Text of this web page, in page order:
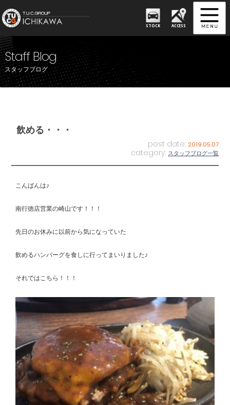
STOCK ACCESS
Staff Blog
スタッフブログ
飲める・・・
post date: 2019.05.07
category: スタッフブログ一覧
こんばんは♪
南行徳店営業の崎山です！！！
先日のお休みに以前から気になっていた
飲めるハンバーグを食しに行ってまいりました♪
それではこちら！！！